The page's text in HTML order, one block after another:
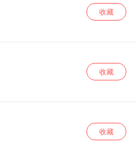
收藏
收藏
收藏